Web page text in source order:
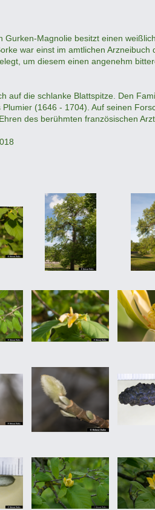
Magnolie besitzt einen
war einst im amtlichen
um diesem einen angenehm
auf die schlanke Blattspitze. Den
(1646 - 1704). Auf seinen
des berühmten französischen